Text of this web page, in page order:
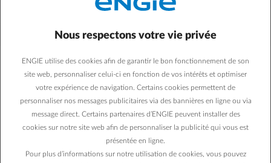
2. Il se peut que la réduction ne soit pas valable pendant une
certaine période de l’année ou ne soit pas cumulable avec d’autres
réductions.
3. Dans le détail de l'offre sur le site de notre partenaire Edenred,
vous trouverez toujours une partie "Informations pratiques" qui
reprendra ces conditions.
Nous respectons votre vie privée
ENGIE utilise des cookies afin de garantir le bon fonctionnement de son
site web, personnaliser celui-ci en fonction de vos intérêts et optimiser
votre expérience de navigation. Certains cookies permettent de
personnaliser nos messages publicitaires via des bannières en ligne ou via
message direct. Certains partenaires d’ENGIE peuvent installer des
cookies sur notre site web afin de personnaliser la publicité qui vous est
présentée en ligne.
Pour plus d’informations sur notre utilisation de cookies, vous pouvez